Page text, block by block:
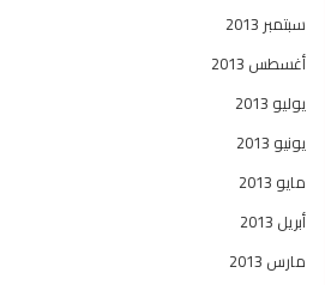
سبتمبر 2013
أغسطس 2013
يوليو 2013
يونيو 2013
مايو 2013
أبريل 2013
مارس 2013